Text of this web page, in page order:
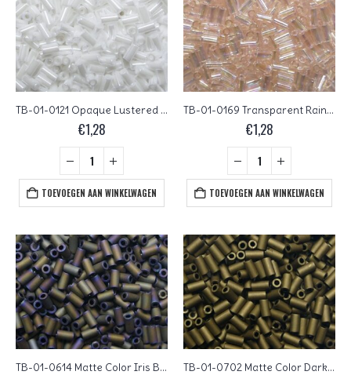
TB-01-0121 Opaque Lustered White Toho Bugles 3 mm
€1,28
TOEVOEGEN AAN WINKELWAGEN
TB-01-0169 Transparent Rainbow Rosaline Toho Bugles 3 mm
€1,28
TOEVOEGEN AAN WINKELWAGEN
TB-01-0614 Matte Color Iris Brown Toho Bugles 3 mm TB-01-0702 Matte Color Dark Copper Toho Bugles 3 mm